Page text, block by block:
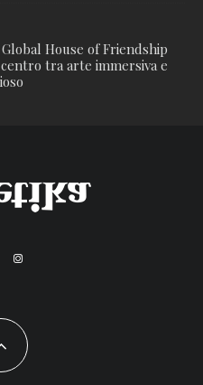
House of Friendship
tra arte immersiva e